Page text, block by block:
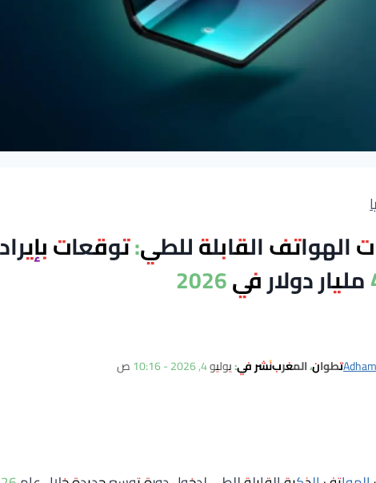
القابلة للطي: توقعات
تطوان، المغربنُشر في:يوليو 4, 2026 - 10:16 ص